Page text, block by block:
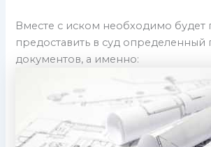
Вместе с иском необходимо будет
предоставить в суд определенный
документов, а именно: